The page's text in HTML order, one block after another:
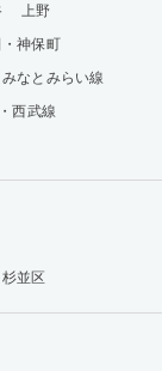
上野
神保町
みなとみらい線
西武線
杉並区